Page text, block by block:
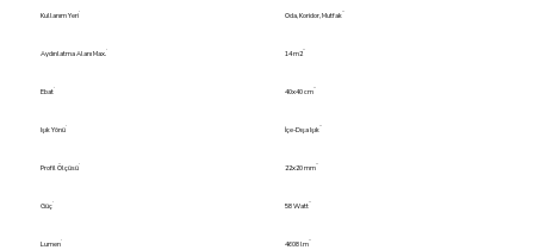
Kullanım Yeri Oda, Koridor, Mutfak
Aydınlatma Alanı Max. 14 m2
Ebat 40x40 cm
Işık Yönü İçe-Dışa Işık
Profil Ölçüsü 22x20 mm
Güç 58 Watt
Lumen 4608 lm